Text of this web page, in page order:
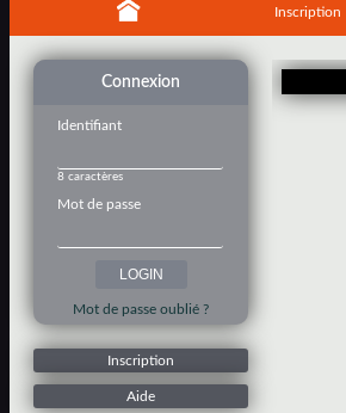
Inscription
Connexion
Identifiant
8 caractères
Mot de passe
Mot de passe oublié ?
Inscription
Aide